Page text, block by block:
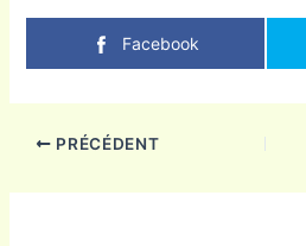
Facebook
PRÉCÉDENT